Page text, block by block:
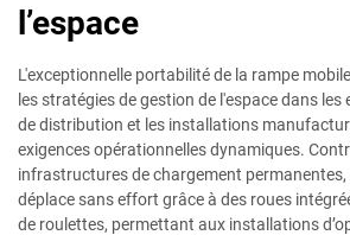
l’espace
L'exceptionnelle portabilité de la rampe
les stratégies de gestion de l'espace dans
de distribution et les installations
exigences opérationnelles dynamiques.
infrastructures de chargement permanentes,
déplace sans effort grâce à des roues
de roulettes, permettant aux installations